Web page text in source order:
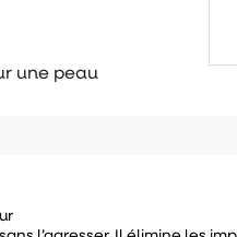
une peau